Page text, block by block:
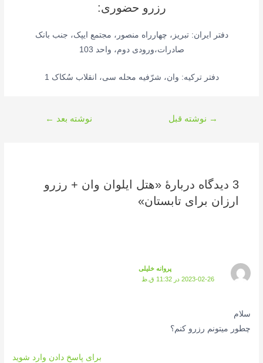
رزرو حضوری:
دفتر ایران: تبریز، چهارراه منصور، مجتمع ایپک، جنب بانک
صادرات،ورودی دوم، واحد 103
دفتر ترکیه: وان، شرّفیه محله سی، انقلاب سُکاک 1
→ نوشته قبل نوشته بعد ←
3 دیدگاه دربارهٔ «هتل ایلوان وان + رزرو
ارزان برای تابستان»
پروانه خلیلی
2023-02-26 در 11:32 ق.ظ
سلام
چطور میتونم رزرو کنم؟
برای پاسخ دادن وارد شوید